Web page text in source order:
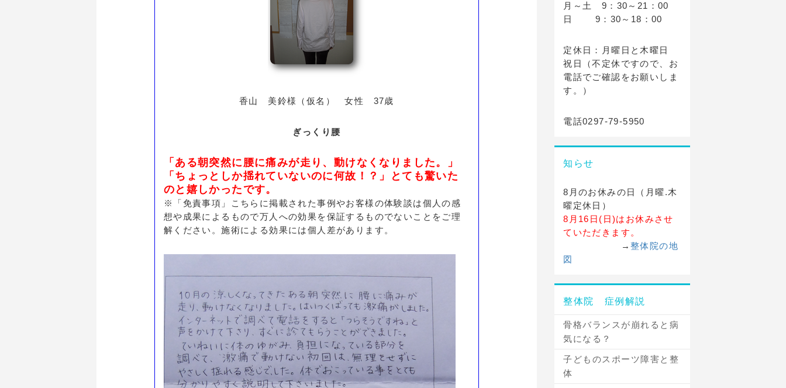
香山 美鈴様（仮名） 女性 37歳
ぎっくり腰
「ある朝突然に腰に痛みが走り、動けなくなりました。」
「ちょっとしか揺れていないのに何故！？」とても驚いた
のと嬉しかったです。
※「免責事項」こちらに掲載された事例やお客様の体験談は個人の感
想や成果によるもので万人への効果を保証するものでないことをご理
解ください。施術による効果には個人差があります。
月～土 9：30～21：00
日 9：30～18：00
定休日：月曜日と木曜日
祝日（不定休ですので、お
電話でご確認をお願いしま
す。）
電話0297-79-5950
知らせ
8月のお休みの日（月曜.木
曜定休日）
8月16日(日)はお休みさせ
ていただきます。
→整体院の地
図
整体院 症例解説
骨格バランスが崩れると病
気になる？
子どものスポーツ障害と整
体